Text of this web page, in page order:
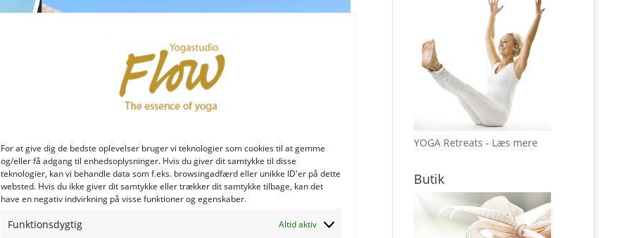
For at give dig de bedste oplevelser bruger vi teknologier som cookies til at gemme
og/eller få adgang til enhedsoplysninger. Hvis du giver dit samtykke til disse
teknologier, kan vi behandle data som f.eks. browsingadfærd eller unikke ID'er på dette
websted. Hvis du ikke giver dit samtykke eller trækker dit samtykke tilbage, kan det
have en negativ indvirkning på visse funktioner og egenskaber.
Funktionsdygtig Altid aktiv
YOGA Retreats - Læs mere
Butik